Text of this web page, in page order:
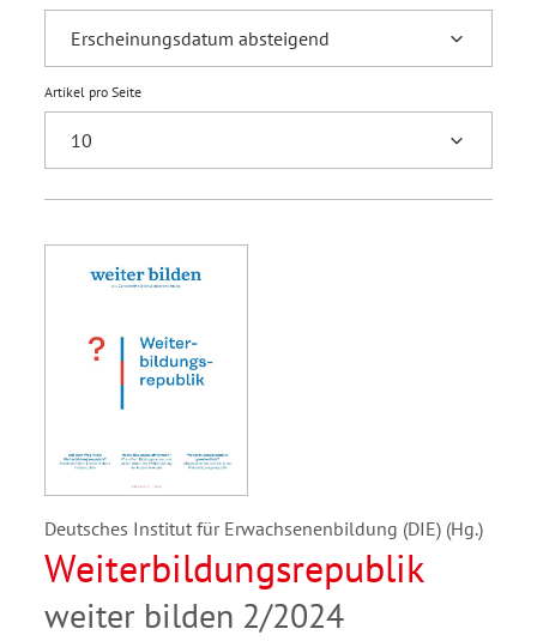
Artikel pro Seite
Deutsches Institut für Erwachsenenbildung (DIE) (Hg.)
Weiterbildungsrepublik
weiter bilden 2/2024